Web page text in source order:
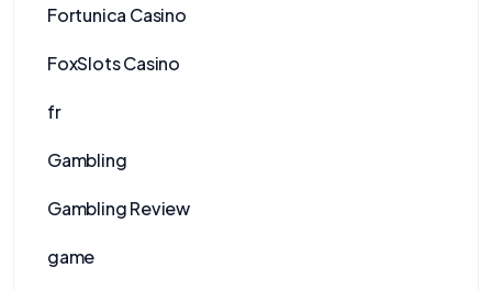
Fortunica Casino
FoxSlots Casino
fr
Gambling
Gambling Review
game